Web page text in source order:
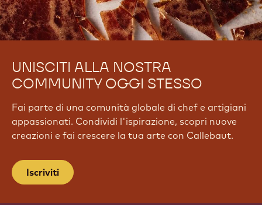
UNISCITI ALLA NOSTRA
COMMUNITY OGGI STESSO
Fai parte di una comunità globale di chef e artigiani
appassionati. Condividi l'ispirazione, scopri nuove
creazioni e fai crescere la tua arte con Callebaut.
Iscriviti